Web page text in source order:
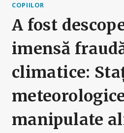
COPIILOR
A fost
imensă
climatice:
manipulate